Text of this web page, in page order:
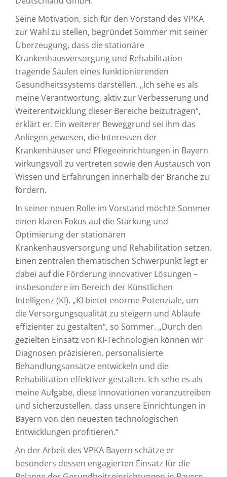
Seine Motivation, sich für den Vorstand des VPKA
zur Wahl zu stellen, begründet Sommer mit seiner
Überzeugung, dass die stationäre
Krankenhausversorgung und Rehabilitation
tragende Säulen eines funktionierenden
Gesundheitssystems darstellen. „Ich sehe es als
meine Verantwortung, aktiv zur Verbesserung und
Weiterentwicklung dieser Bereiche beizutragen“,
erklärt er. Ein weiterer Beweggrund sei ihm das
Anliegen gewesen, die Interessen der
Krankenhäuser und Pflegeeinrichtungen in Bayern
wirkungsvoll zu vertreten sowie den Austausch von
Wissen und Erfahrungen innerhalb der Branche zu
fördern.
In seiner neuen Rolle im Vorstand möchte Sommer
einen klaren Fokus auf die Stärkung und
Optimierung der stationären
Krankenhausversorgung und Rehabilitation setzen.
Einen zentralen thematischen Schwerpunkt legt er
dabei auf die Förderung innovativer Lösungen –
insbesondere im Bereich der Künstlichen
Intelligenz (KI). „KI bietet enorme Potenziale, um
die Versorgungsqualität zu steigern und Abläufe
effizienter zu gestalten“, so Sommer. „Durch den
gezielten Einsatz von KI-Technologien können wir
Diagnosen präzisieren, personalisierte
Behandlungsansätze entwickeln und die
Rehabilitation effektiver gestalten. Ich sehe es als
meine Aufgabe, diese Innovationen voranzutreiben
und sicherzustellen, dass unsere Einrichtungen in
Bayern von den neuesten technologischen
Entwicklungen profitieren.“
An der Arbeit des VPKA Bayern schätze er
besonders dessen engagierten Einsatz für die